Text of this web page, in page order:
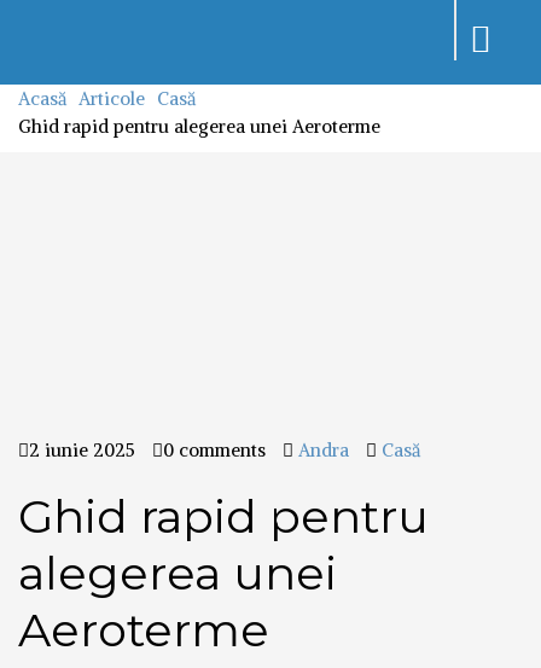
Toggle
Acasă Articole Casă
Ghid rapid pentru alegerea unei Aeroterme
2 iunie 2025 0 comments Andra Casă
Ghid rapid pentru
alegerea unei
Aeroterme